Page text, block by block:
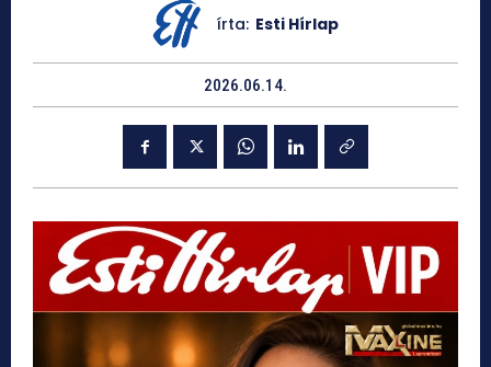
írta: Esti Hírlap
2026.06.14.